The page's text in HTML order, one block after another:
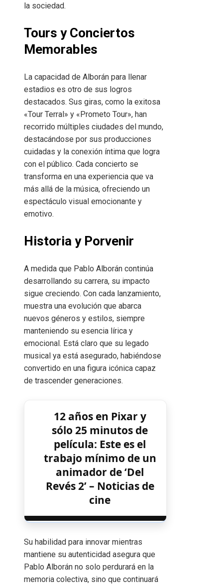
la sociedad.
Tours y Conciertos
Memorables
La capacidad de Alborán para llenar
estadios es otro de sus logros
destacados. Sus giras, como la exitosa
«Tour Terral» y «Prometo Tour», han
recorrido múltiples ciudades del mundo,
destacándose por sus producciones
cuidadas y la conexión íntima que logra
con el público. Cada concierto se
transforma en una experiencia que va
más allá de la música, ofreciendo un
espectáculo visual emocionante y
emotivo.
Historia y Porvenir
A medida que Pablo Alborán continúa
desarrollando su carrera, su impacto
sigue creciendo. Con cada lanzamiento,
muestra una evolución que abarca
nuevos géneros y estilos, siempre
manteniendo su esencia lírica y
emocional. Está claro que su legado
musical ya está asegurado, habiéndose
convertido en una figura icónica capaz
de trascender generaciones.
12 años en Pixar y
sólo 25 minutos de
película: Este es el
trabajo mínimo de un
animador de ‘Del
Revés 2’ – Noticias de
cine
Su habilidad para innovar mientras
mantiene su autenticidad asegura que
Pablo Alborán no solo perdurará en la
memoria colectiva, sino que continuará